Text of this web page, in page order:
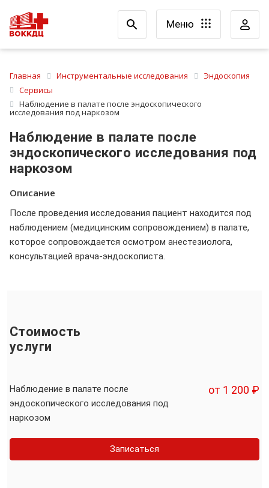
Меню
Главная Инструментальные исследования
Эндоскопия
Сервисы
Наблюдение в палате после эндоскопического
исследования под наркозом
Наблюдение в палате после
эндоскопического исследования под
наркозом
Описание
После проведения исследования пациент находится под
наблюдением (медицинским сопровождением) в палате,
которое сопровождается осмотром анестезиолога,
консультацией врача-эндоскописта.
Стоимость
услуги
Наблюдение в палате после
эндоскопического исследования под
наркозом
от 1 200 ₽
Записаться